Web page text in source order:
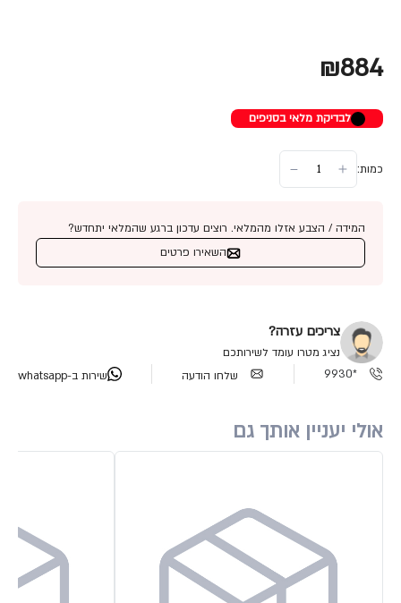
₪884
לבדיקת מלאי בסניפים
כמות:
המידה / הצבע אזלו מהמלאי. רוצים עדכון ברגע שהמלאי יתחדש?
השאירו פרטים
צריכים עזרה?
נציג מטרו עומד לשירותכם
*9930
שלחו הודעה שירות ב-whatsapp
אולי יעניין אותך גם